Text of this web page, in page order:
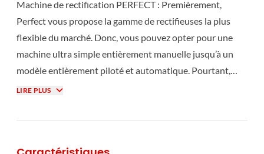
Machine de rectification PERFECT : Premièrement,
Perfect vous propose la gamme de rectifieuses la plus
flexible du marché. Donc, vous pouvez opter pour une
machine ultra simple entièrement manuelle jusqu’à un
modèle entièrement piloté et automatique. Pourtant,
toutes nos rectifieuses Perfect se basent sur le plus strict
précision et de stabilité n’est plus à faire et elles peuvent
LIRE PLUS